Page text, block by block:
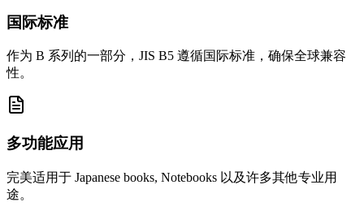
国际标准
作为 B 系列的一部分，JIS B5 遵循国际标准，确保全球兼容
性。
多功能应用
完美适用于 Japanese books, Notebooks 以及许多其他专业用
途。